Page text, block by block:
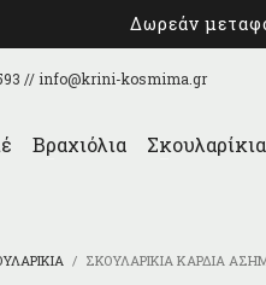
Δωρεάν
// info@krini-kosmima.gr
Βραχιόλια Σκουλαρίκια
ΣΚΟΥΛΑΡΊΚΙΑ ΚΑΡΔΙΆ